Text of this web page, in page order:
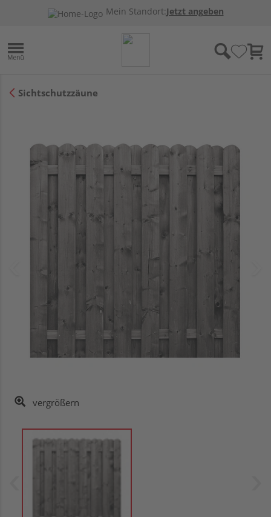
Mein Standort:Jetzt angeben
Sichtschutzzäune
vergrößern